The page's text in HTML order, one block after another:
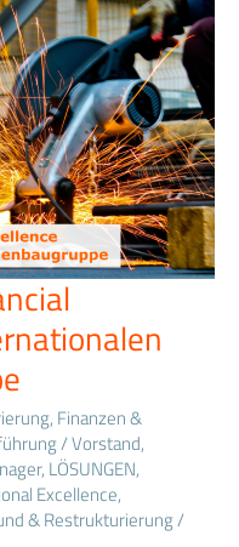
, Finanzen &
/ Vorstand,
, LÖSUNGEN,
Excellence,
& Restrukturierung/